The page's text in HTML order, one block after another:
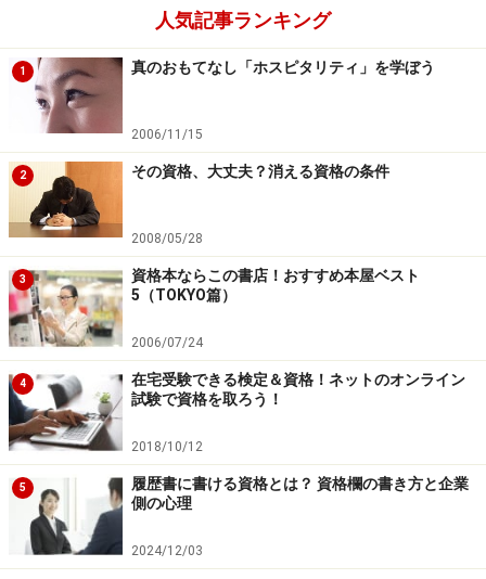
人気記事ランキング
1 真のおもてなし「ホスピタリティ」を学ぼう
2006/11/15
2 その資格、大丈夫？消える資格の条件
2008/05/28
3
資格本ならこの書店！おすすめ本屋ベスト
5（TOKYO篇）
2006/07/24
4
在宅受験できる検定＆資格！ネットのオンライン
試験で資格を取ろう！
2018/10/12
5
履歴書に書ける資格とは？ 資格欄の書き方と企業
側の心理
2024/12/03